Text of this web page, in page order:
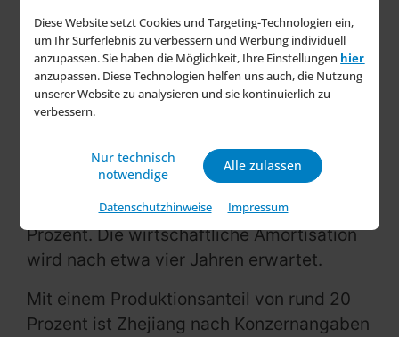
Diese Website setzt Cookies und Targeting-Technologien ein,
um Ihr Surferlebnis zu verbessern und Werbung individuell
anzupassen. Sie haben die Möglichkeit, Ihre Einstellungen hier
anzupassen. Diese Technologien helfen uns auch, die Nutzung
unserer Website zu analysieren und sie kontinuierlich zu
verbessern.
Nur technisch
notwendige
Alle zulassen
Datenschutzhinweise Impressum
Jahresleistung von rund 224 MWh und
deckt damit etwa 65 Prozent des
Strombedarfs am Standort. Der
ökologische Effekt zeigt sich in einer
Tonnen. Die Anlage ist auf eine garantierte
Lebensdauer von 25 Jahren ausgelegt, bei
einer Mindestleistungsgarantie von 85
Prozent. Die wirtschaftliche Amortisation
wird nach etwa vier Jahren erwartet.
Mit einem Produktionsanteil von rund 20
Prozent ist Zhejiang nach Konzernangaben